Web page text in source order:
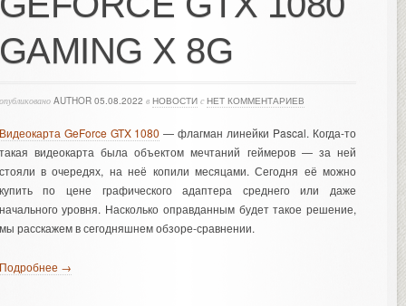
X 8G
AUTHOR 05.08.2022 в НОВОСТИ с НЕТ КОММЕНТАРИЕВ
GeForce GTX 1080 — флагман линейки Pascal. Когда-то
видеокарта была объектом мечтаний геймеров — за ней
в очередях, на неё копили месяцами. Сегодня её можно
по цене графического адаптера среднего или даже
уровня. Насколько оправданным будет такое решение,
расскажем в сегодняшнем обзоре-сравнении.
→